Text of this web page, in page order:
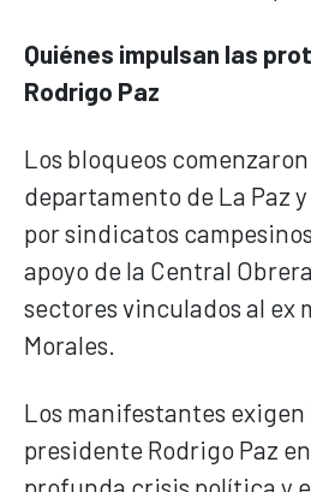
Quiénes impulsan las
Rodrigo Paz
Los bloqueos
departamento de La Paz
por sindicatos
apoyo de la Central
sectores vinculados al ex
Morales.
Los manifestantes
presidente Rodrigo Paz